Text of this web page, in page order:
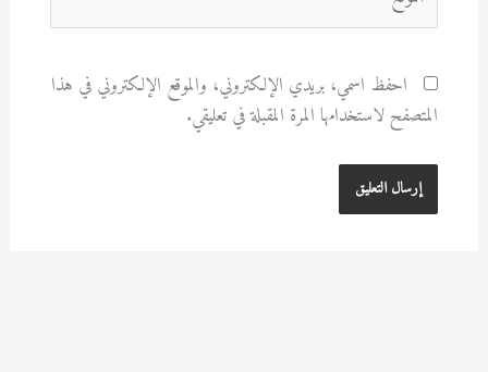
احفظ اسمي، بريدي الإلكتروني، والموقع الإلكتروني في هذا
المتصفح لاستخدامها المرة المقبلة في تعليقي.